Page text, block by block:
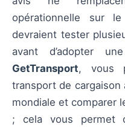
opérationnelle sur
devraient tester
avant d’adopter
GetTransport, vous
transport de cargaison
mondiale et comparer
; cela vous permet